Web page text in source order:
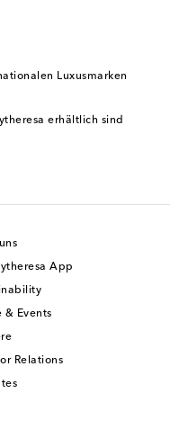
Luxusmarken
erhältlich sind
App
& Events
Relations